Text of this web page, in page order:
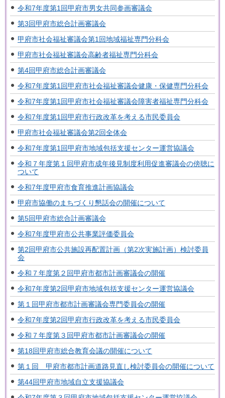
令和7年度第1回甲府市男女共同参画審議会
第3回甲府市総合計画審議会
甲府市社会福祉審議会第1回地域福祉専門分科会
甲府市社会福祉審議会高齢者福祉専門分科会
第4回甲府市総合計画審議会
令和7年度第1回甲府市社会福祉審議会健康・保健専門分科会
令和7年度第1回甲府市社会福祉審議会障害者福祉専門分科会
令和7年度第1回甲府市行政改革を考える市民委員会
甲府市社会福祉審議会第2回全体会
令和7年度第1回甲府市地域包括支援センター運営協議会
令和７年度第１回甲府市成年後見制度利用促進審議会の傍聴に
ついて
令和7年度甲府市食育推進計画協議会
甲府市協働のまちづくり懇話会の開催について
第5回甲府市総合計画審議会
令和7年度甲府市公共事業評価委員会
第2回甲府市公共施設再配置計画（第2次実施計画）検討委員
会
令和７年度第２回甲府市都市計画審議会の開催
令和7年度第2回甲府市地域包括支援センター運営協議会
第１回甲府市都市計画審議会専門委員会の開催
令和7年度第2回甲府市行政改革を考える市民委員会
令和７年度第３回甲府市都市計画審議会の開催
第18回甲府市総合教育会議の開催について
第１回 甲府市都市計画道路見直し検討委員会の開催について
第44回甲府市地域自立支援協議会